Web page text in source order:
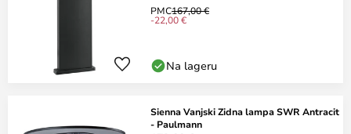
PMC167,00 €
-22,00 €
Na lageru
Sienna Vanjski Zidna lampa SWR Antracit
- Paulmann